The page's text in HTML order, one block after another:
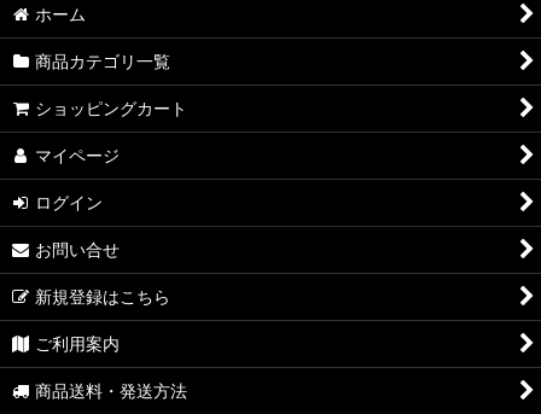
ホーム
商品カテゴリ一覧
ショッピングカート
マイページ
ログイン
お問い合せ
新規登録はこちら
ご利用案内
商品送料・発送方法